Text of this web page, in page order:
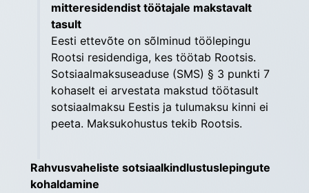
mitteresidendist töötajale makstavalt
tasult
Eesti ettevõte on sõlminud töölepingu
Rootsi residendiga, kes töötab Rootsis.
Sotsiaalmaksuseaduse (SMS) § 3 punkti 7
kohaselt ei arvestata makstud töötasult
sotsiaalmaksu Eestis ja tulumaksu kinni ei
peeta. Maksukohustus tekib Rootsis.
Rahvusvaheliste sotsiaalkindlustuslepingute
kohaldamine